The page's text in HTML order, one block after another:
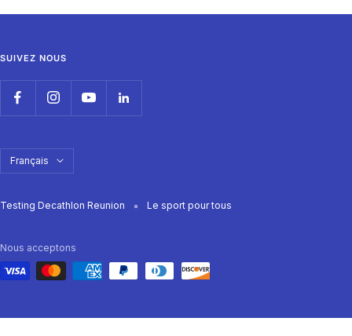
SUIVEZ NOUS
Langue
Français
Testing Decathlon Reunion Le sport pour tous
Nous acceptons